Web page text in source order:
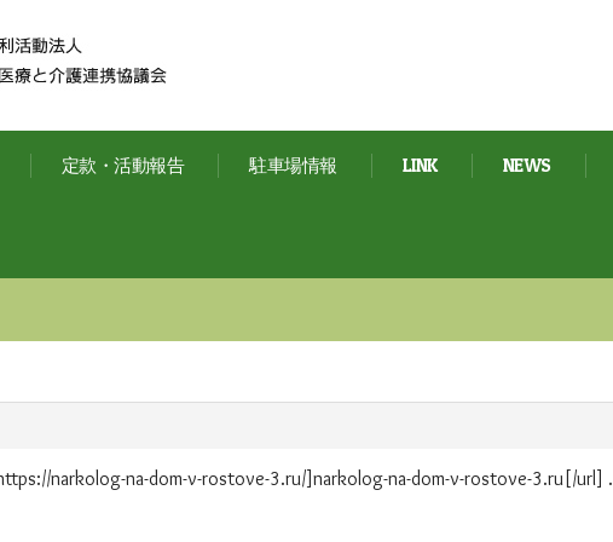
定款・活動報告 駐車場情報 LINK NEWS
narkolog-na-dom-v-rostove-3.ru/]narkolog-na-dom-v-rostove-3.ru[/url] .